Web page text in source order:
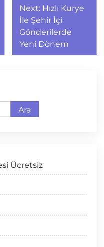
Next: Hızlı Kurye
İle Şehir İçi
Gönderilerde
Yeni Dönem
Ara
Ücretsiz